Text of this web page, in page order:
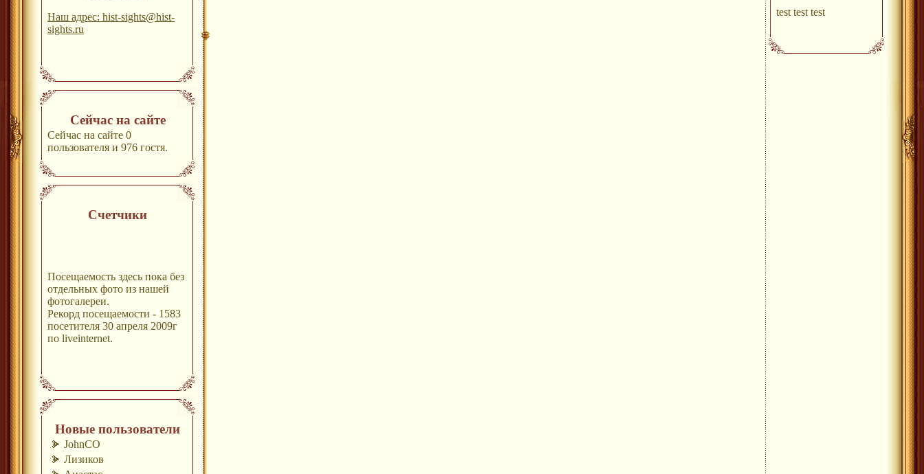
Наш адрес: hist-sights@hist-
sights.ru
Сейчас на сайте
Сейчас на сайте 0
пользователя и 976 гостя.
Счетчики
Посещаемость здесь пока без
отдельных фото из нашей
фотогалереи.
Рекорд посещаемости - 1583
посетителя 30 апреля 2009г
по liveinternet.
Новые пользователи
JohnCO
Лизиков
test test test